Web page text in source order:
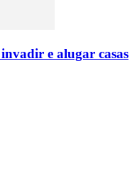
e alugar casas